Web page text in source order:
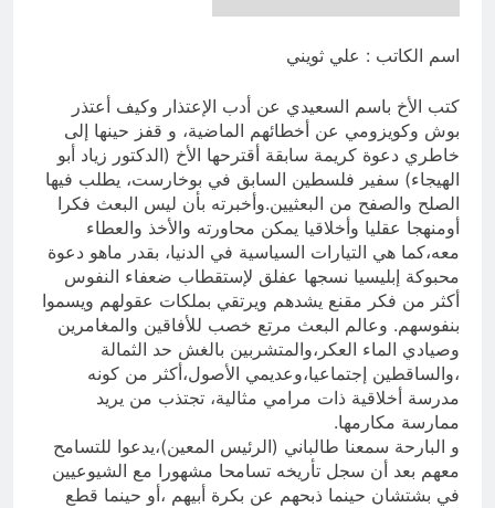
انتهت الحرب… لكن لم ينتهي
اسم الكاتب : علي ثويني
كتب الأخ باسم السعيدي عن أدب الإعتذار وكيف أعتذر
بوش وكويزومي عن أخطائهم الماضية، و قفز حينها إلى
خاطري دعوة كريمة سابقة أقترحها الأخ (الدكتور زياد أبو
الهيجاء) سفير فلسطين السابق في بوخارست، يطلب فيها
الصلح والصفح من البعثيين.وأخبرته بأن ليس البعث فكرا
أومنهجا عقليا وأخلاقيا يمكن محاورته والأخذ والعطاء
معه،كما هي التيارات السياسية في الدنيا، بقدر ماهو دعوة
محبوكة إبليسيا نسجها عفلق لإستقطاب ضعفاء النفوس
أكثر من فكر مقنع يشدهم ويرتقي بملكات عقولهم ويسموا
بنفوسهم. وعالم البعث مرتع خصب للأفاقين والمغامرين
وصيادي الماء العكر،والمتشربين بالغش حد الثمالة
،والساقطين إجتماعيا،وعديمي الأصول،أكثر من كونه
مدرسة أخلاقية ذات مرامي مثالية، تجتذب من يريد
ممارسة مكارمها.
و البارحة سمعنا طالباني (الرئيس المعين)،يدعوا للتسامح
معهم بعد أن سجل تأريخه تسامحا مشهورا مع الشيوعيين
في بشتشان حينما ذبحهم عن بكرة أبيهم ،أو حينما قطع